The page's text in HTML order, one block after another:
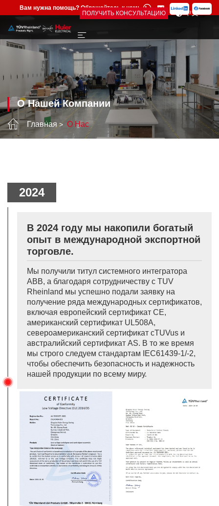
Вам нужна помощь? Обращайтесь к нам:
ПОЛУЧИТЬ КОНСУЛЬТАЦИЮ 中文
О Нашей Компании
Главная О Нас
2024
В 2024 году мы накопили богатый
опыт в международной экспортной
торговле.
Мы получили титул системного интегратора
ABB, а благодаря сотрудничеству с TUV
Rheinland мы успешно подали заявку на
получение ряда международных сертификатов,
включая европейский сертификат CE,
американский сертификат UL508A,
североамериканский сертификат cTUVus и
австралийский сертификат AS. В то же время
мы строго следуем стандартам IEC61439-1/-2,
чтобы обеспечить безопасность и надежность
нашей продукции по всему миру.